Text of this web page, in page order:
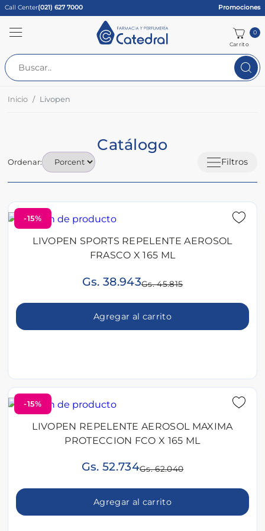
Call Center(021) 627 7000 Promociones
Carrito
0
Inicio Livopen
Catálogo
Filtros
Ordenar:
-15%
LIVOPEN SPORTS REPELENTE AEROSOL
FRASCO X 165 ML
Gs. 38.943Gs. 45.815
Agregar al carrito
-15%
LIVOPEN REPELENTE AEROSOL MAXIMA
PROTECCION FCO X 165 ML
Gs. 52.734Gs. 62.040
Agregar al carrito